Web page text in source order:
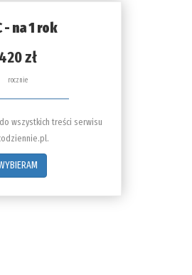
- na 1 rok
420 zł
rocznie
wszystkich treści serwisu